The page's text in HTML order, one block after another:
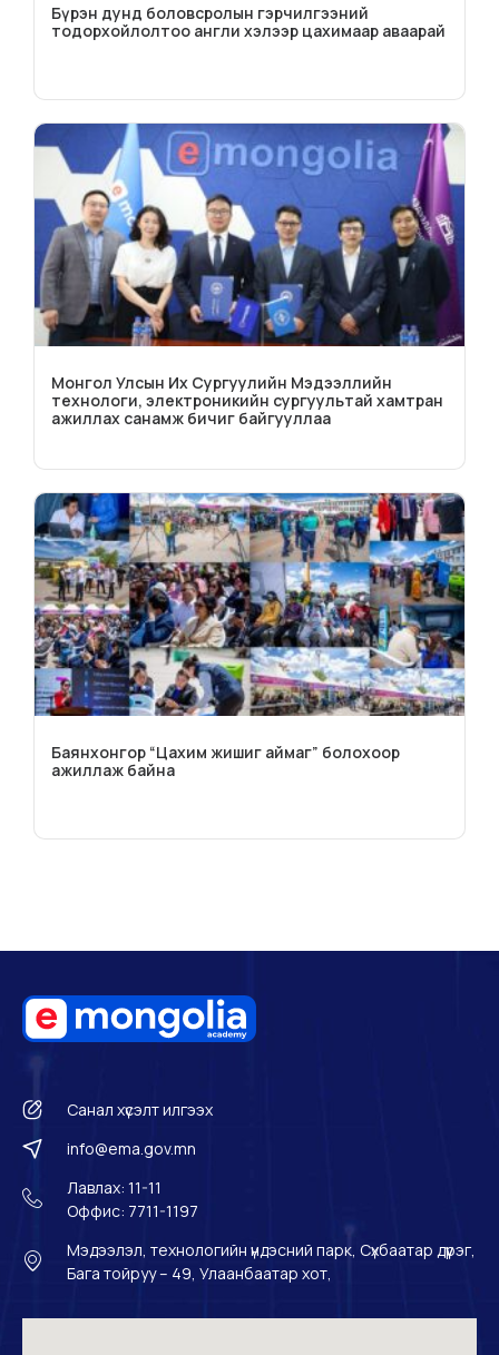
Бүрэн дунд боловсролын гэрчилгээний
тодорхойлолтоо англи хэлээр цахимаар аваарай
Монгол Улсын Их Сургуулийн Мэдээллийн
технологи, электроникийн сургуультай хамтран
ажиллах санамж бичиг байгууллаа
Баянхонгор “Цахим жишиг аймаг” болохоор
ажиллаж байна
Санал хүсэлт илгээх
info@ema.gov.mn
Лавлах: 11-11
Оффис: 7711-1197
Мэдээлэл, технологийн үндэсний парк, Сүхбаатар дүүрэг,
Бага тойруу – 49, Улаанбаатар хот,